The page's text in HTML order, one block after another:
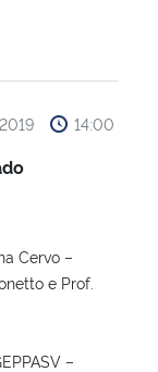
14:00
Cervo –
e Prof.
–